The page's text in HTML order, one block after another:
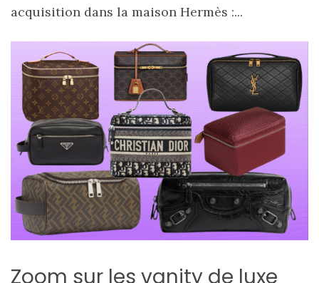
acquisition dans la maison Hermès :...
Zoom sur les vanity de luxe